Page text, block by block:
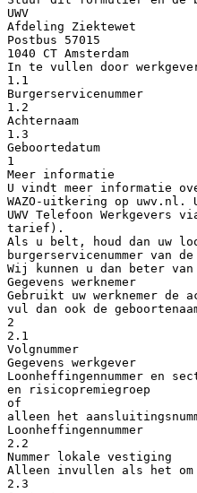
UWV
Afdeling Ziektewet
Postbus 57015
1040 CT Amsterdam
In te vullen door
1.1
Burgerservicenummer
1.2
Achternaam
1.3
Geboortedatum
1
Meer informatie
U vindt meer informatie
WAZO-uitkering op uwv.nl.
UWV Telefoon Werkgevers
tarief).
Als u belt, houd dan uw
burgerservicenummer van
Wij kunnen u dan beter
Gegevens werknemer
Gebruikt uw werknemer de
vul dan ook de
2
2.1
Volgnummer
Gegevens werkgever
Loonheffingennummer en
en risicopremiegroep
of
alleen het
Loonheffingennummer
2.2
Nummer lokale vestiging
Alleen invullen als het om
2.3